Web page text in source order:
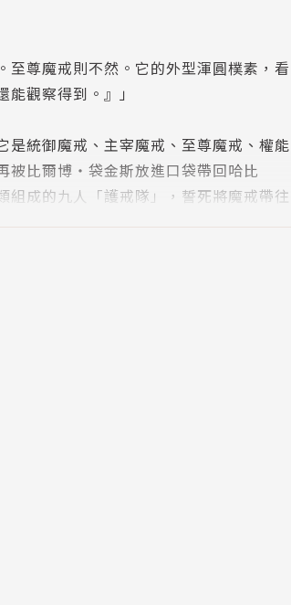
至尊魔戒則不然。它的外型渾圓樸素，看
觀察得到。』」
統御魔戒、主宰魔戒、至尊魔戒、權能
被比爾博・袋金斯放進口袋帶回哈比
成的九人「護戒隊」，誓死將魔戒帶往
幾種語言，全球估計有上億讀者閱讀過
的研究，以及大眾傳媒的改編與再創